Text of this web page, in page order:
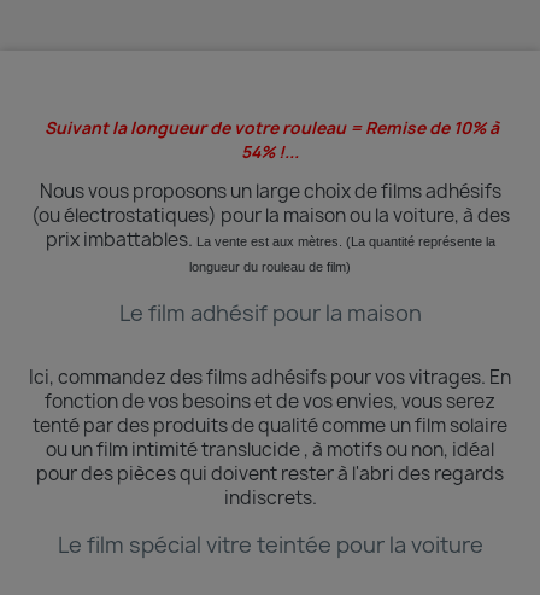
Suivant la longueur de votre rouleau = Remise de 10% à
54% !...
Nous vous proposons un large choix de films adhésifs
(ou électrostatiques) pour la maison ou la voiture, à des
prix imbattables.
La vente est aux mètres. (La quantité représentela
longueur du rouleau de film)
Le film adhésif pour la maison
Ici, commandez des films adhésifs pour vos vitrages. En
fonction de vos besoins et de vos envies, vous serez
tenté par des produits de qualité comme un film solaire
ou un film intimité translucide , à motifs ou non, idéal
pour des pièces qui doivent rester à l'abri des regards
indiscrets.
Le film spécial vitre teintée pour la voiture